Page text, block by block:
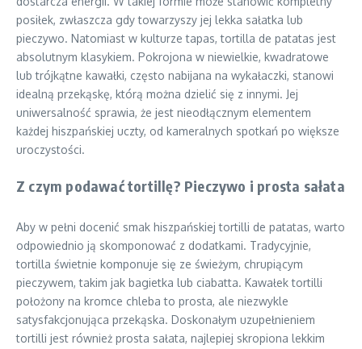
posiłek, zwłaszcza gdy towarzyszy jej lekka sałatka lub
pieczywo. Natomiast w kulturze tapas, tortilla de patatas jest
absolutnym klasykiem. Pokrojona w niewielkie, kwadratowe
lub trójkątne kawałki, często nabijana na wykałaczki, stanowi
idealną przekąskę, którą można dzielić się z innymi. Jej
uniwersalność sprawia, że jest nieodłącznym elementem
każdej hiszpańskiej uczty, od kameralnych spotkań po większe
uroczystości.
Z czym podawać tortillę? Pieczywo i prosta sałata
Aby w pełni docenić smak hiszpańskiej tortilli de patatas, warto
odpowiednio ją skomponować z dodatkami. Tradycyjnie,
tortilla świetnie komponuje się ze świeżym, chrupiącym
pieczywem, takim jak bagietka lub ciabatta. Kawałek tortilli
położony na kromce chleba to prosta, ale niezwykle
satysfakcjonująca przekąska. Doskonałym uzupełnieniem
tortilli jest również prosta sałata, najlepiej skropiona lekkim